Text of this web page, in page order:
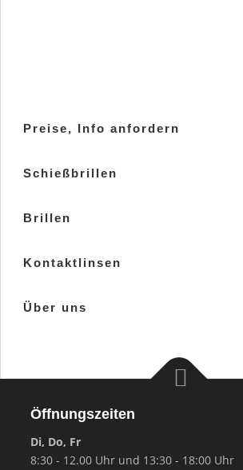
Preise, Info anfordern
Schießbrillen
Brillen
Kontaktlinsen
Über uns
Öffnungszeiten
Di, Do, Fr
8:30 - 12.00 Uhr und 13:30 - 18:00 Uhr